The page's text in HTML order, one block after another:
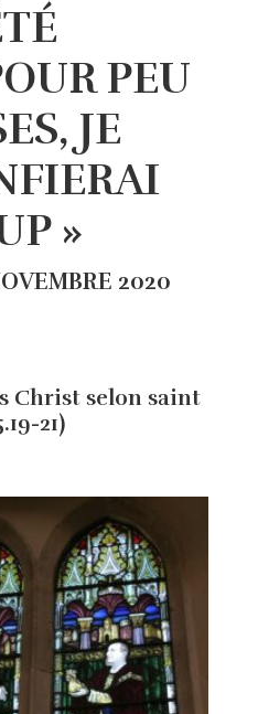
PEU
JE
»
2020
Christ selon saint
21)